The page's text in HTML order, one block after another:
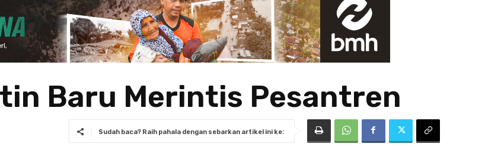
Baru Merintis Pesantren
Sudah baca? Raih pahala dengan sebarkan artikel ini ke: